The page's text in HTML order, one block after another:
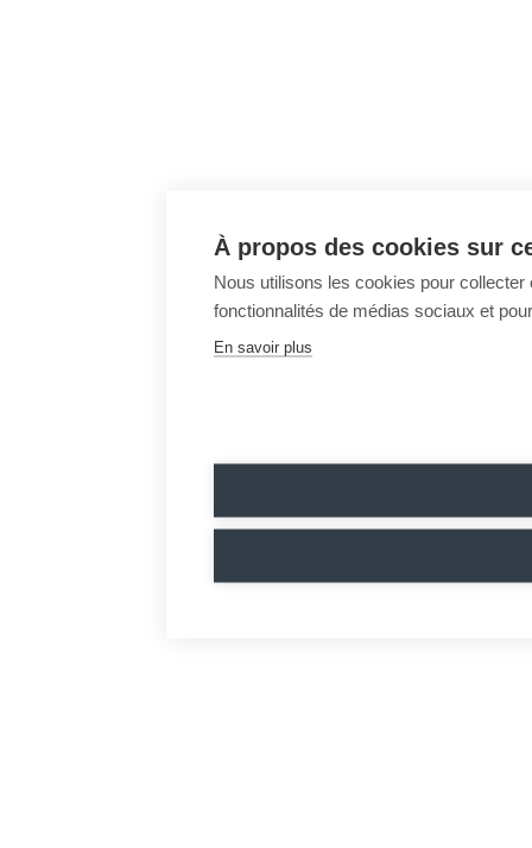
À propos des cookies sur
Nous utilisons les cookies pour
fonctionnalités de médias sociaux et
En savoir plus